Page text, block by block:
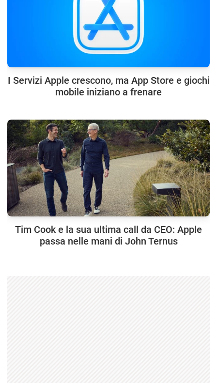
I Servizi Apple crescono, ma App Store e giochi
mobile iniziano a frenare
Tim Cook e la sua ultima call da CEO: Apple
passa nelle mani di John Ternus